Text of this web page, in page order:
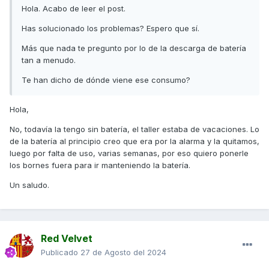
Hola. Acabo de leer el post.
Has solucionado los problemas? Espero que sí.
Más que nada te pregunto por lo de la descarga de batería
tan a menudo.
Te han dicho de dónde viene ese consumo?
Hola,
No, todavía la tengo sin batería, el taller estaba de vacaciones. Lo
de la batería al principio creo que era por la alarma y la quitamos,
luego por falta de uso, varias semanas, por eso quiero ponerle
los bornes fuera para ir manteniendo la batería.
Un saludo.
Red Velvet
Publicado 27 de Agosto del 2024